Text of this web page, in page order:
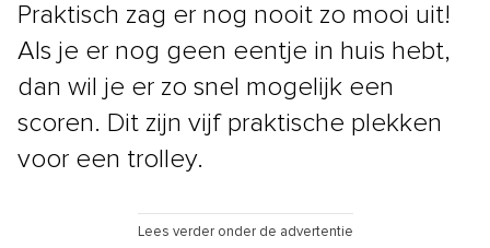
Praktisch zag er nog nooit zo mooi uit!
Als je er nog geen eentje in huis hebt,
dan wil je er zo snel mogelijk een
scoren. Dit zijn vijf praktische plekken
voor een trolley.
Lees verder onder de advertentie